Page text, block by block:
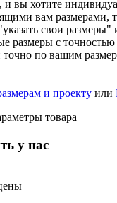
и вы хотите
вам размерами,
свои
размеры с
точно по вашим
и проекту или
товара
у нас